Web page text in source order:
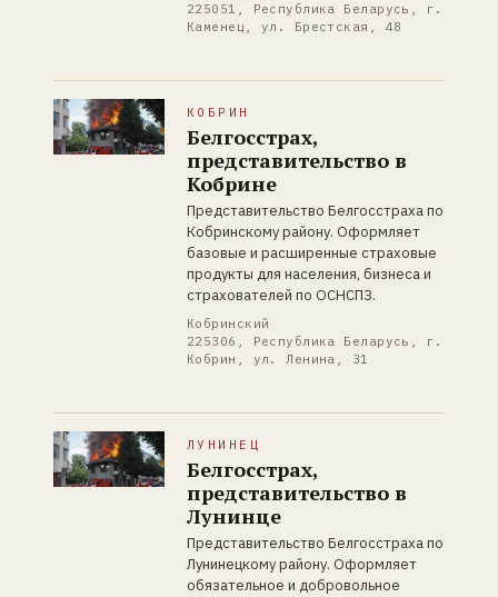
225051, Республика Беларусь, г.
Каменец, ул. Брестская, 48
КОБРИН
Белгосстрах,
представительство в
Кобрине
Представительство Белгосстраха по
Кобринскому району. Оформляет
базовые и расширенные страховые
продукты для населения, бизнеса и
страхователей по ОСНСПЗ.
Кобринский
225306, Республика Беларусь, г.
Кобрин, ул. Ленина, 31
ЛУНИНЕЦ
Белгосстрах,
представительство в
Лунинце
Представительство Белгосстраха по
Лунинецкому району. Оформляет
обязательное и добровольное